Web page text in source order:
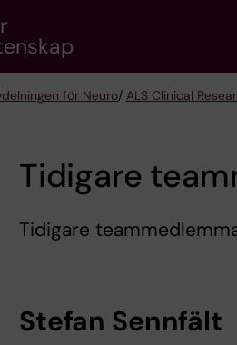
för Neuro/ ALS Clinical
Tidigare
Tidigare
Stefan Sennfält